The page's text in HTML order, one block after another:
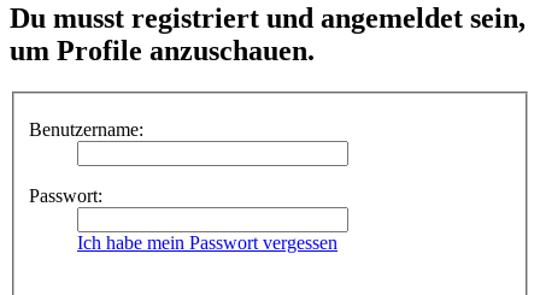
Du musst registriert und angemeldet sein,
um Profile anzuschauen.
Benutzername:
Passwort:
Ich habe mein Passwort vergessen